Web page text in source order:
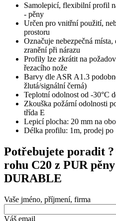
Samolepicí, flexibilní profil
- pěny
Určen pro vnitřní použití,
prostoru
Označuje nebezpečná
zranění při nárazu
Profily lze zkrátit na
řezacího nože
Barvy dle ASR A1.3
žlutá/signální černá)
Teplotní odolnost od -30°C
Zkouška požární odolnosti
třída E
Lepicí plocha: 20 mm na
Délka profilu: 1m, prodej po
Potřebujete poradit ?
rohu C20 z PUR
DURABLE
Vaše jméno, příjmení, firma
Váš email